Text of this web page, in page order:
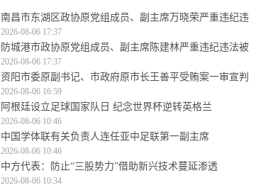
南昌市东湖区政协原党组成员、副主席万晓荣严重违纪违
2026-08-06 17:37
防城港市政协原党组成员、副主席陈建林严重违纪违法被
2026-08-06 17:37
资阳市委原副书记、市政府原市长王善平受贿案一审宣判
2026-08-06 16:59
阿根廷设立足球国家队日 纪念世界杯逆转英格兰
2026-08-06 10:46
中国学体联有关负责人连任亚中足联第一副主席
2026-08-06 10:46
中方代表：防止“三股势力”借助新兴技术蔓延渗透
2026-08-06 10:34